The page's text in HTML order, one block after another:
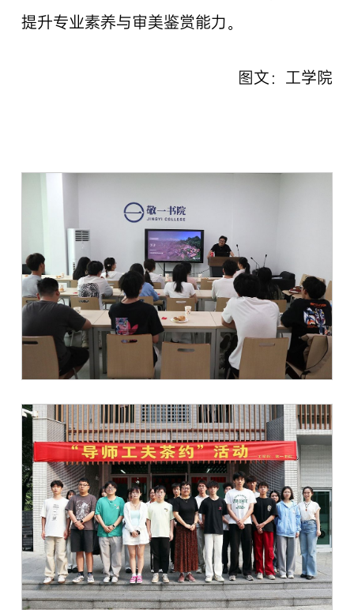
提升专业素养与审美鉴赏能力。
图文：工学院